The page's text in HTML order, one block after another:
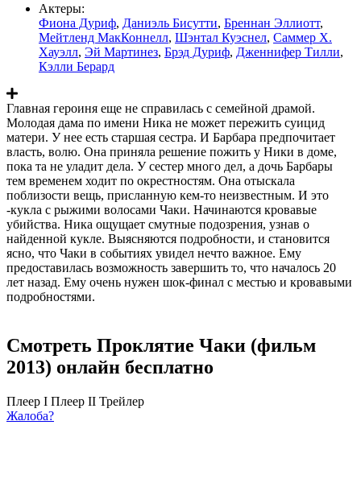
Актеры:
Фиона Дуриф, Даниэль Бисутти, Бреннан Эллиотт,
Мейтленд МакКоннелл, Шэнтал Куэснел, Саммер Х.
Хауэлл, Эй Мартинез, Брэд Дуриф, Дженнифер Тилли,
Кэлли Берард
Главная героиня еще не справилась с семейной драмой.
Молодая дама по имени Ника не может пережить суицид
матери. У нее есть старшая сестра. И Барбара предпочитает
власть, волю. Она приняла решение пожить у Ники в доме,
пока та не уладит дела. У сестер много дел, а дочь Барбары
тем временем ходит по окрестностям. Она отыскала
поблизости вещь, присланную кем-то неизвестным. И это
-кукла с рыжими волосами Чаки. Начинаются кровавые
убийства. Ника ощущает смутные подозрения, узнав о
найденной кукле. Выясняются подробности, и становится
ясно, что Чаки в событиях увидел нечто важное. Ему
предоставилась возможность завершить то, что началось 20
лет назад. Ему очень нужен шок-финал с местью и кровавыми
подробностями.
Смотреть Проклятие Чаки (фильм
2013) онлайн бесплатно
Плеер I Плеер II Трейлер
Жалоба?